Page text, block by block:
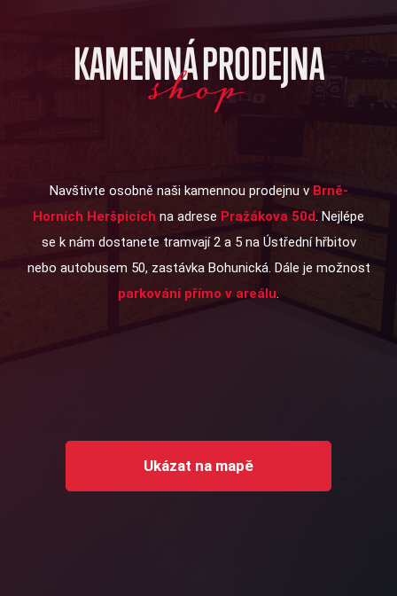
KAMENNÁ PRODEJNA
shop
Navštivte osobně naši kamennou prodejnu v Brně-
Horních Heršpicích na adrese Pražákova 50d. Nejlépe
se k nám dostanete tramvají 2 a 5 na Ústřední hřbitov
nebo autobusem 50, zastávka Bohunická. Dále je možnost
parkování přímo v areálu.
Ukázat na mapě